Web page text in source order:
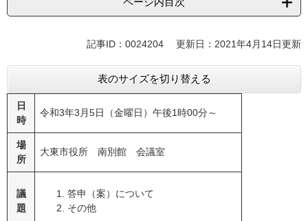
記事ID：0024204 更新日：2021年4月14日更新
表のサイズを切り替える
日
時
令和3年3月5日（金曜日）午後1時00分～
場
所
大東市役所 南別館 会議室
議
題
答申（案）について
その他